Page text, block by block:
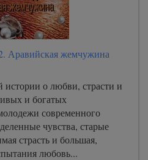
Аравийская жемчужина
о любви, страсти и
и богатых
современного
чувства, старые
страсть и большая,
любовь...